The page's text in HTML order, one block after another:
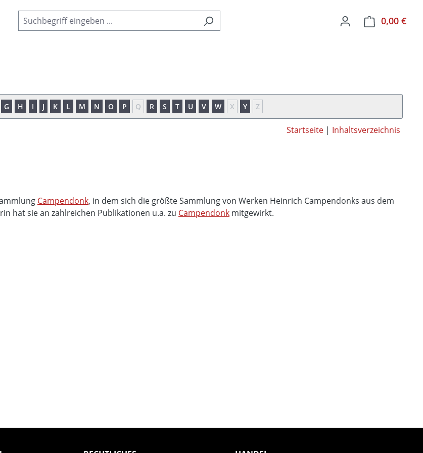
0,00 €
G H I J K L M N O P Q R S T U V W X Y Z
Startseite | Inhaltsverzeichnis
Campendonk, in dem sich die größte Sammlung von Werken Heinrich Campendonks aus dem
hat sie an zahlreichen Publikationen u.a. zu Campendonk mitgewirkt.